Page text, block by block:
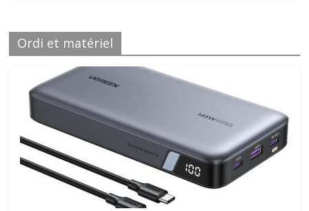
Ordi et matériel